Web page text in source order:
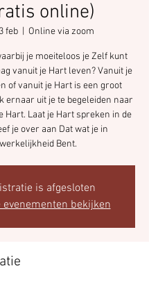
online)
feb Online via zoom
je moeiteloos je Zelf kunt
vanuit je Hart leven? Vanuit je
of vanuit je Hart is een groot
ernaar uit je te begeleiden naar
Hart. Laat je Hart spreken in de
je over aan Dat wat je in
werkelijkheid Bent.
is afgesloten
evenementen bekijken